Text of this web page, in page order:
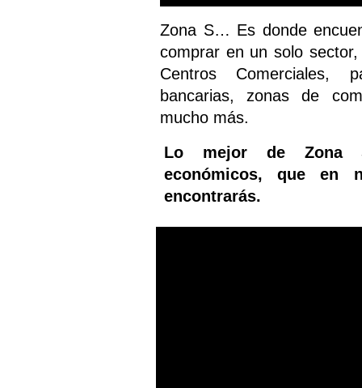
Zona S… Es donde
comprar en un solo
Centros Comerciales,
bancarias, zonas de
mucho más.
Lo mejor de Zona
económicos, que en
encontrarás.